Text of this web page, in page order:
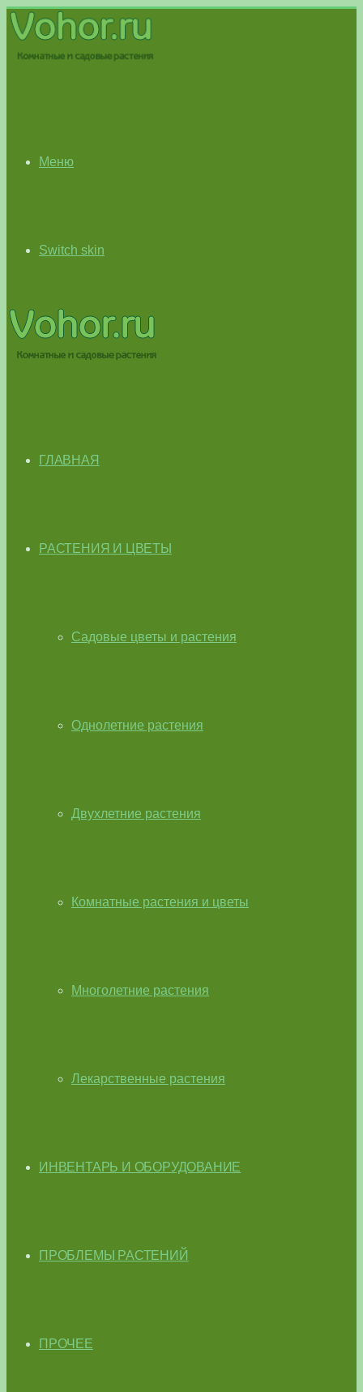
Меню
Switch skin
ГЛАВНАЯ
РАСТЕНИЯ И ЦВЕТЫ
Садовые цветы и растения
Однолетние растения
Двухлетние растения
Комнатные растения и цветы
Многолетние растения
Лекарственные растения
ИНВЕНТАРЬ И ОБОРУДОВАНИЕ
ПРОБЛЕМЫ РАСТЕНИЙ
ПРОЧЕЕ